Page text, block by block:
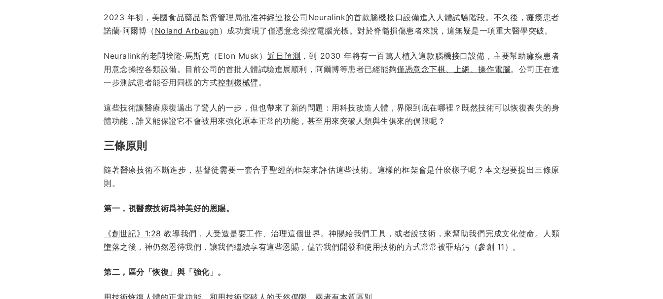
2023 年初，美國食品藥品監督管理局批准神經連接公司Neuralink的首款腦機接口設備進入人體試驗階段。不久後，癱瘓患者
諾蘭·阿爾博（ Noland Arbaugh）成功實現了僅憑意念操控電腦光標。對於脊髓損傷患者來說，這無疑是一項重大醫學突破。
Neuralink的老闆埃隆·馬斯克（Elon Musk）近日預測 ，到 2030 年將有一百萬人植入這款腦機接口設備，主要幫助癱瘓患者
用意念操控各類設備。目前公司的首批人體試驗進展順利，阿爾博等患者已經能夠僅憑意念下棋、上網、操作電腦。公司正在進
一步測試患者能否用同樣的方式控制機械臂。
這些技術讓醫療康復邁出了驚人的一步，但也帶來了新的問題：用科技改造人體，界限到底在哪裡？既然技術可以恢復喪失的身
體功能，誰又能保證它不會被用來強化原本正常的功能，甚至用來突破人類與生俱來的侷限呢？
三條原則
隨著醫療技術不斷進步，基督徒需要一套合乎聖經的框架來評估這些技術。這樣的框架會是什麼樣子呢？本文想要提出三條原
則。
第一，視醫療技術爲神美好的恩賜。
《創世記》1:28 教導我們，人受造是要工作、治理這個世界。神賜給我們工具，或者說技術，來幫助我們完成文化使命。人類
墮落之後，神仍然恩待我們，讓我們繼續享有這些恩賜，儘管我們開發和使用技術的方式常常被罪玷污（參創 11）。
第二，區分「恢復」與「強化」。
用技術恢復人體的正常功能，和用技術突破人的天然侷限，兩者有本質區別。